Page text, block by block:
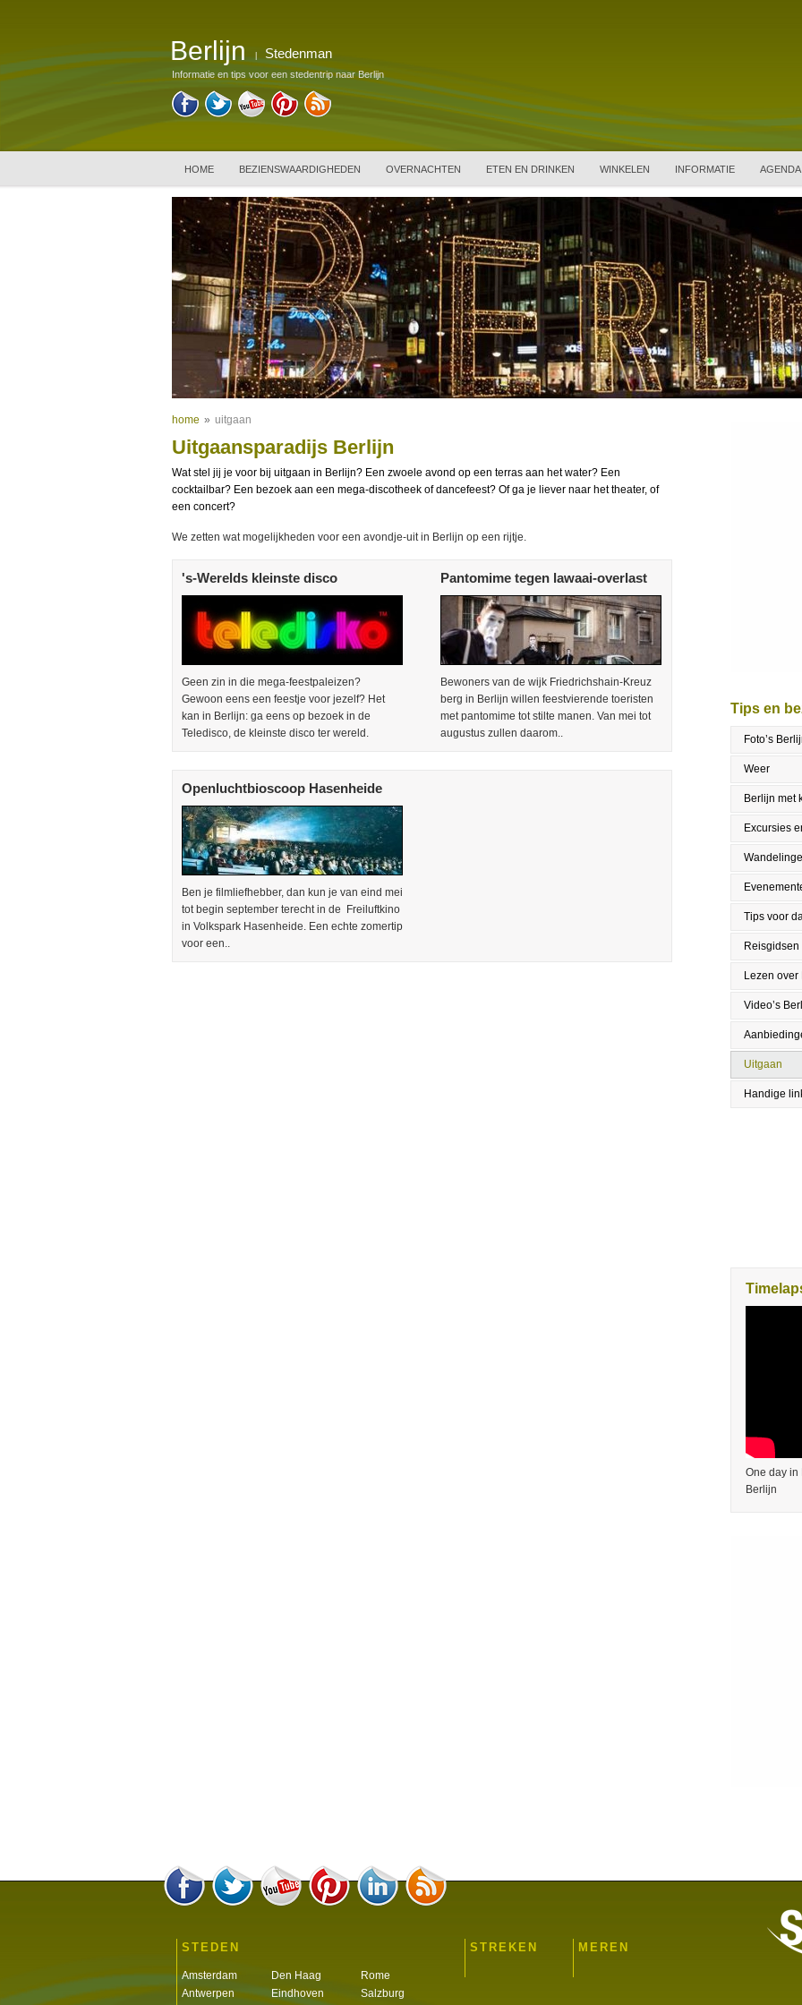
Berlijn Stedenman
Informatie en tips voor een stedentrip naar Berlijn
HOME BEZIENSWAARDIGHEDEN OVERNACHTEN ETEN EN DRINKEN WINKELEN INFORMATIE AGENDA
home » uitgaan
Uitgaansparadijs Berlijn
Wat stel jij je voor bij uitgaan in Berlijn? Een zwoele avond op een terras aan het water? Een
cocktailbar? Een bezoek aan een mega-discotheek of dancefeest? Of ga je liever naar het theater, of
een concert?
We zetten wat mogelijkheden voor een avondje-uit in Berlijn op een rijtje.
's-Werelds kleinste disco
Geen zin in die mega-feestpaleizen?
Gewoon eens een feestje voor jezelf? Het
kan in Berlijn: ga eens op bezoek in de
Teledisco, de kleinste disco ter wereld.
Pantomime tegen lawaai-overlast
Bewoners van de wijk Friedrichshain-Kreuz
berg in Berlijn willen feestvierende toeristen
met pantomime tot stilte manen. Van mei tot
augustus zullen daarom..
Openluchtbioscoop Hasenheide
Ben je filmliefhebber, dan kun je van eind mei
tot begin september terecht in de Freiluftkino
in Volkspark Hasenheide. Een echte zomertip
voor een..
Tips en
Foto’s
Weer
Berlijn met
Excursies
Tips voor
Reisgidsen
Lezen over
Video’s
Uitgaan
Handige
One day in
Berlijn
STEDEN
Amsterdam
Antwerpen
Den Haag
Eindhoven
Rome
Salzburg
STREKEN
MEREN